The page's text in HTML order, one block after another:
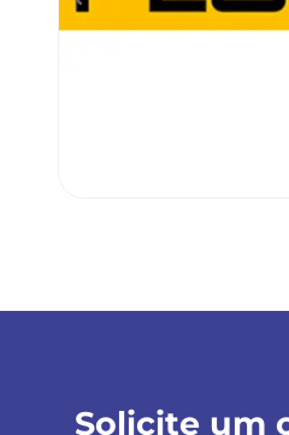
Solicite um